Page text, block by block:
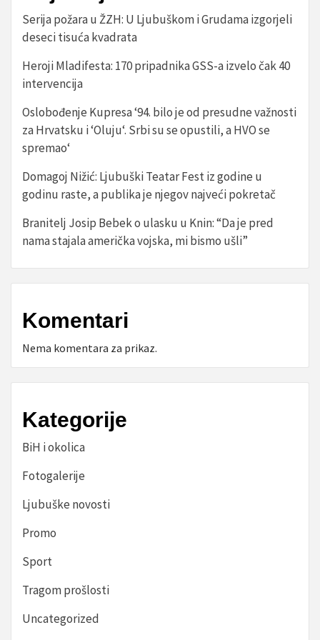
Serija požara u ŽZH: U Ljubuškom i Grudama izgorjeli
deseci tisuća kvadrata
Heroji Mladifesta: 170 pripadnika GSS-a izvelo čak 40
intervencija
Oslobođenje Kupresa ‘94. bilo je od presudne važnosti
za Hrvatsku i ‘Oluju‘. Srbi su se opustili, a HVO se
spremao‘
Domagoj Nižić: Ljubuški Teatar Fest iz godine u
godinu raste, a publika je njegov najveći pokretač
Branitelj Josip Bebek o ulasku u Knin: “Da je pred
nama stajala američka vojska, mi bismo ušli”
Komentari
Nema komentara za prikaz.
Kategorije
BiH i okolica
Fotogalerije
Ljubuške novosti
Promo
Sport
Tragom prošlosti
Uncategorized